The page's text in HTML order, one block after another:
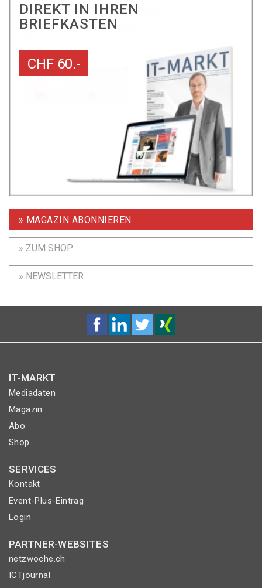
DIREKT IN IHREN
BRIEFKASTEN
CHF 60.-
» MAGAZIN ABONNIEREN
» ZUM SHOP
» NEWSLETTER
IT-MARKT
Mediadaten
Magazin
Abo
Shop
SERVICES
Kontakt
Event-Plus-Eintrag
Login
PARTNER-WEBSITES
netzwoche.ch
ICTjournal